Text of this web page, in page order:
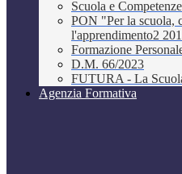
Scuola e
PON "Per la scuola,
l'apprendimento2
Formazione
D.M. 66/2023
FUTURA - La
Agenzia Formativa